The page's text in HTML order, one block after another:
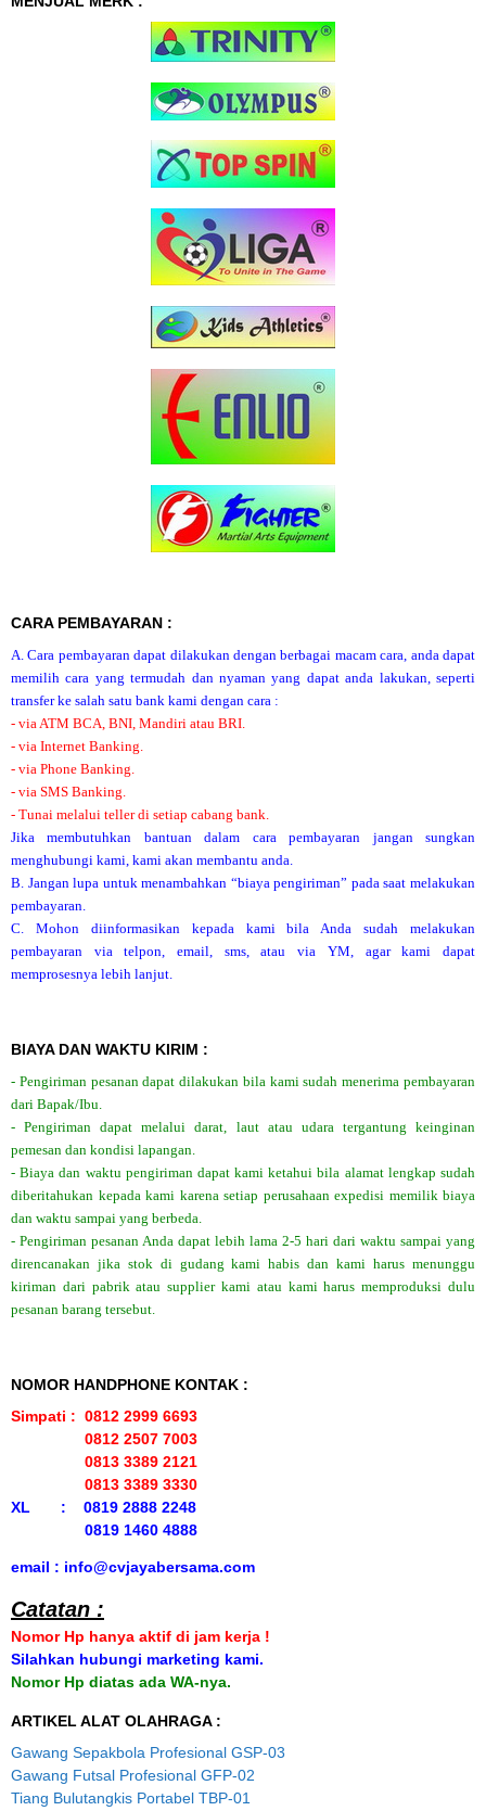
CARA PEMBAYARAN :
A. Cara pembayaran dapat dilakukan dengan berbagai macam cara, anda dapat
memilih cara yang termudah dan nyaman yang dapat anda lakukan, seperti
transfer ke salah satu bank kami dengan cara :
- via ATM BCA, BNI, Mandiri atau BRI.
- via Internet Banking.
- via Phone Banking.
- via SMS Banking.
- Tunai melalui teller di setiap cabang bank.
Jika membutuhkan bantuan dalam cara pembayaran jangan sungkan
menghubungi kami, kami akan membantu anda.
B. Jangan lupa untuk menambahkan “biaya pengiriman” pada saat melakukan
pembayaran.
C. Mohon diinformasikan kepada kami bila Anda sudah melakukan
pembayaran via telpon, email, sms, atau via YM, agar kami dapat
memprosesnya lebih lanjut.
BIAYA DAN WAKTU KIRIM :
- Pengiriman pesanan dapat dilakukan bila kami sudah menerima pembayaran
dari Bapak/Ibu.
- Pengiriman dapat melalui darat, laut atau udara tergantung keinginan
pemesan dan kondisi lapangan.
- Biaya dan waktu pengiriman dapat kami ketahui bila alamat lengkap sudah
diberitahukan kepada kami karena setiap perusahaan expedisi memilik biaya
dan waktu sampai yang berbeda.
- Pengiriman pesanan Anda dapat lebih lama 2-5 hari dari waktu sampai yang
direncanakan jika stok di gudang kami habis dan kami harus menunggu
kiriman dari pabrik atau supplier kami atau kami harus memproduksi dulu
pesanan barang tersebut.
NOMOR HANDPHONE KONTAK :
Simpati : 0812 2999 6693
0812 2507 7003
0813 3389 2121
0813 3389 3330
XL : 0819 2888 2248
0819 1460 4888
email : info@cvjayabersama.com
Catatan :
Nomor Hp hanya aktif di jam kerja !
Silahkan hubungi marketing kami.
Nomor Hp diatas ada WA-nya.
ARTIKEL ALAT OLAHRAGA :
Gawang Sepakbola Profesional GSP-03
Gawang Futsal Profesional GFP-02
Tiang Bulutangkis Portabel TBP-01